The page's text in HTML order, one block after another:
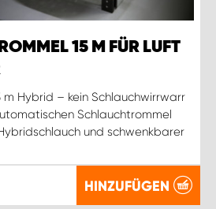
15 M FÜR LUFT
m Hybrid – kein Schlauchwirrwarr
Schlauchtrommel
und schwenkbarer
HINZUFÜGEN